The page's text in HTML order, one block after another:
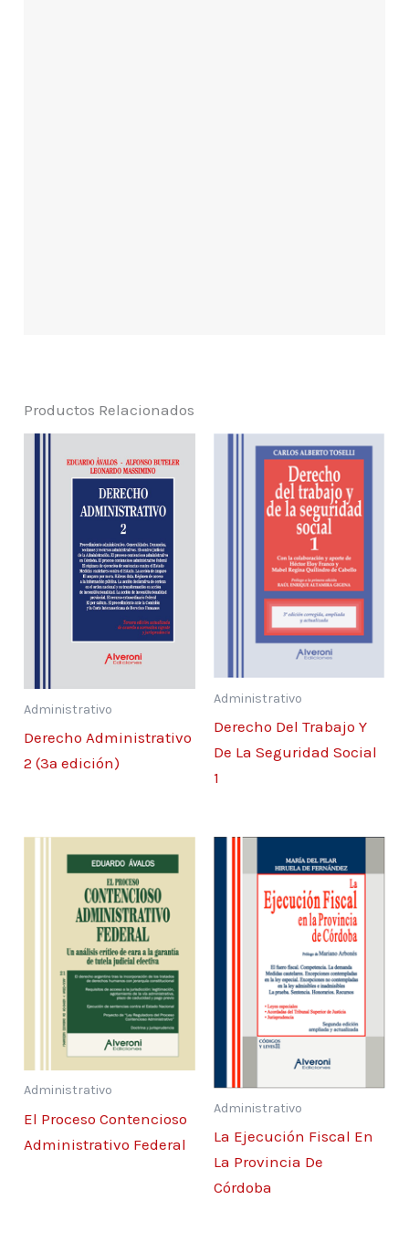
Productos Relacionados
Administrativo
Derecho Administrativo
2 (3ª edición)
Administrativo
Derecho Del Trabajo Y
De La Seguridad Social
1
Administrativo
El Proceso Contencioso
Administrativo Federal
Administrativo
La Ejecución Fiscal En
La Provincia De
Córdoba